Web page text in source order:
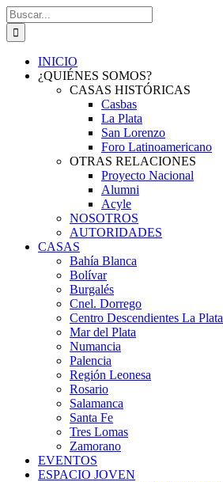
Saltar
al
contenido
Buscar:
INICIO
¿QUIÉNES SOMOS?
CASAS HISTÓRICAS
Casbas
La Plata
San Lorenzo
Foro Latinoamericano
OTRAS RELACIONES
Proyecto Nacional
Alumni
Acyle
NOSOTROS
AUTORIDADES
CASAS
Bahía Blanca
Bolívar
Burgalés
Cnel. Dorrego
Centro Descendientes La Plata
Mar del Plata
Numancia
Palencia
Región Leonesa
Rosario
Salamanca
Santa Fe
Tres Lomas
Zamorano
EVENTOS
ESPACIO JOVEN